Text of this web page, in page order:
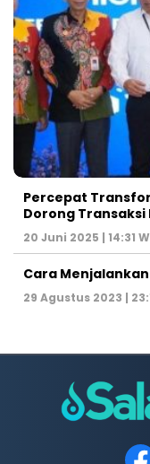
Percepat
Dorong Transaksi
20 Juni 2025 | 14:31
Cara
29 Agustus 2023 |